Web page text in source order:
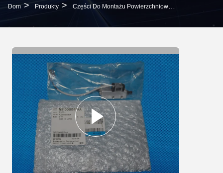
Dom > Produkty > Części Do Montażu Powierzchniowego